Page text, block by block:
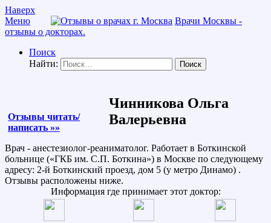
Наверх
Меню
Врачи Москвы -
отзывы о докторах.
Поиск
Найти:
Отзывы читать/
написать »»
Чинникова Ольга
Валерьевна
Врач - анестезиолог-реаниматолог. Работает в Боткинской
больнице («ГКБ им. С.П. Боткина») в Москве по следующему
адресу: 2-й Боткинский проезд, дом 5 (у метро Динамо) .
Отзывы расположены ниже.
Информация где принимает этот доктор: